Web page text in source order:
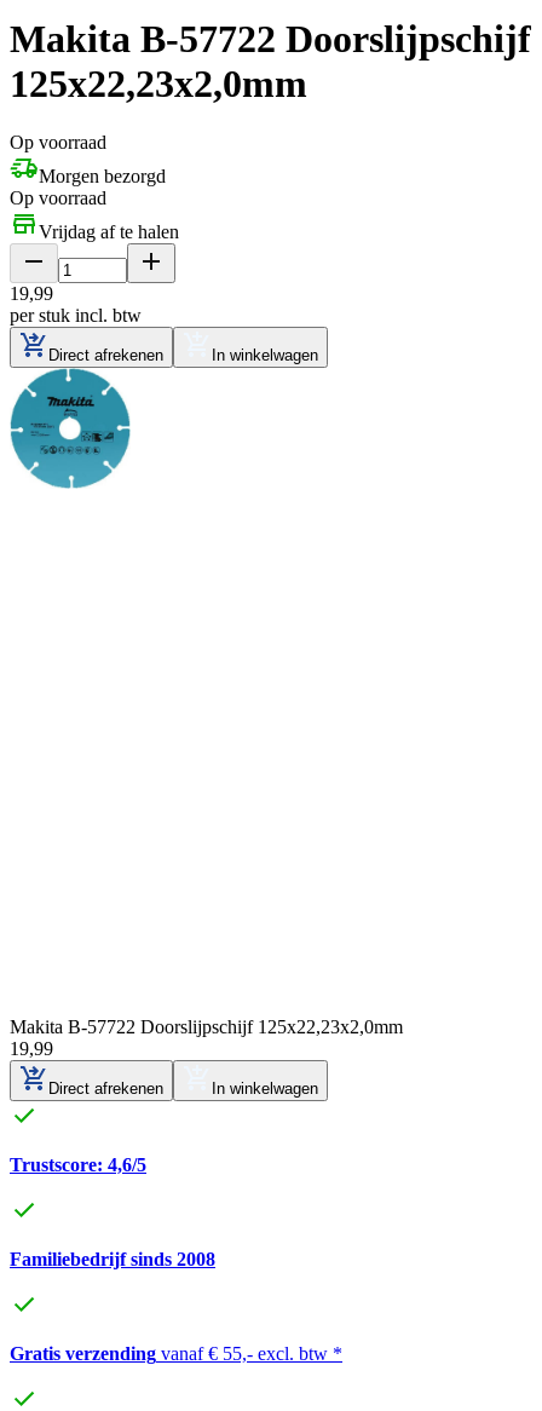
Makita B-57722 Doorslijpschijf
125x22,23x2,0mm
Op voorraad
Morgen bezorgd
Op voorraad
Vrijdag af te halen
19,99
per stuk incl. btw
Direct afrekenen In winkelwagen
Makita B-57722 Doorslijpschijf 125x22,23x2,0mm
19,99
Direct afrekenen In winkelwagen
Trustscore: 4,6/5
Familiebedrijf sinds 2008
Gratis verzending vanaf € 55,- excl. btw *